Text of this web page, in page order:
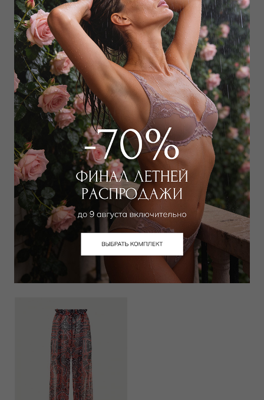
14 000₽
Выбрать размер
14 000
Выбрать размер
Брюки
14 000₽
Выбрать размер